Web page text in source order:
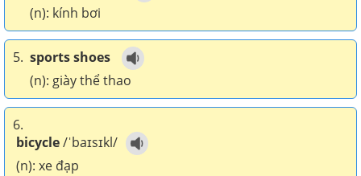
(n): kính bơi
5. sports shoes
(n): giày thể thao
6.
bicycle/ˈbaɪsɪkl/
(n): xe đạp